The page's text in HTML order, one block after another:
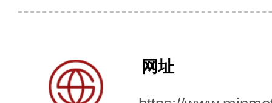
网址